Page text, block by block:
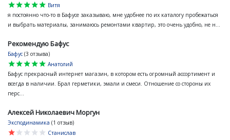
star
star
star
star
star
Витя
я постоянно что-то в Бафусе заказываю, мне удобнее по их каталогу пробежаться
и выбрать материалы, занимаюсь ремонтами квартир, это очень удобно, не н...
Рекомендую Бафус
Бафус (3 отзыва)
star
star
star
star
star
Анатолий
Бафус прекрасный интернет магазин, в котором есть огромный ассортимент и
всегда в наличии. Брал герметики, эмали и смеси. Отношение со стороны их
перс...
Алексей Николаевич Моргун
Эксподинамика (1 отзыв)
star
star
star
star
star
Станислав